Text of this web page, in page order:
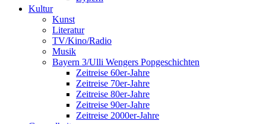
Kultur
Kunst
Literatur
TV/Kino/Radio
Musik
Bayern 3/Ulli Wengers Popgeschichten
Zeitreise 60er-Jahre
Zeitreise 70er-Jahre
Zeitreise 80er-Jahre
Zeitreise 90er-Jahre
Zeitreise 2000er-Jahre